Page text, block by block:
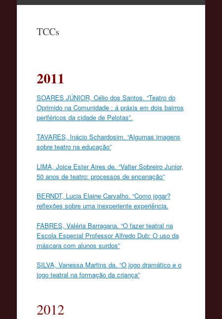
TCCs
2011
SOARES JÚNIOR, Célio dos Santos. “Teatro do
Oprimido na Comunidade : á práxis em dois bairros
periféricos da cidade de Pelotas”.
TAVARES, Inácio Schardosim. “Algumas imagens
sobre teatro na educação”
LIMA, Joice Ester Aires de. “Valter Sobreiro Junior,
50 anos de teatro: processos de encenação”
BERNDT, Lucia Elaine Carvalho. “Como jogar?
reflexões sobre uma inexperiente experiência.
FABRES, Valéria Barragana. “O fazer teatral na
Escola Especial Professor Alfredo Dub: O uso da
máscara com alunos surdos”
SILVA, Vanessa Martins da. “O jogo dramático e o
jogo teatral na formação da criança”
2012